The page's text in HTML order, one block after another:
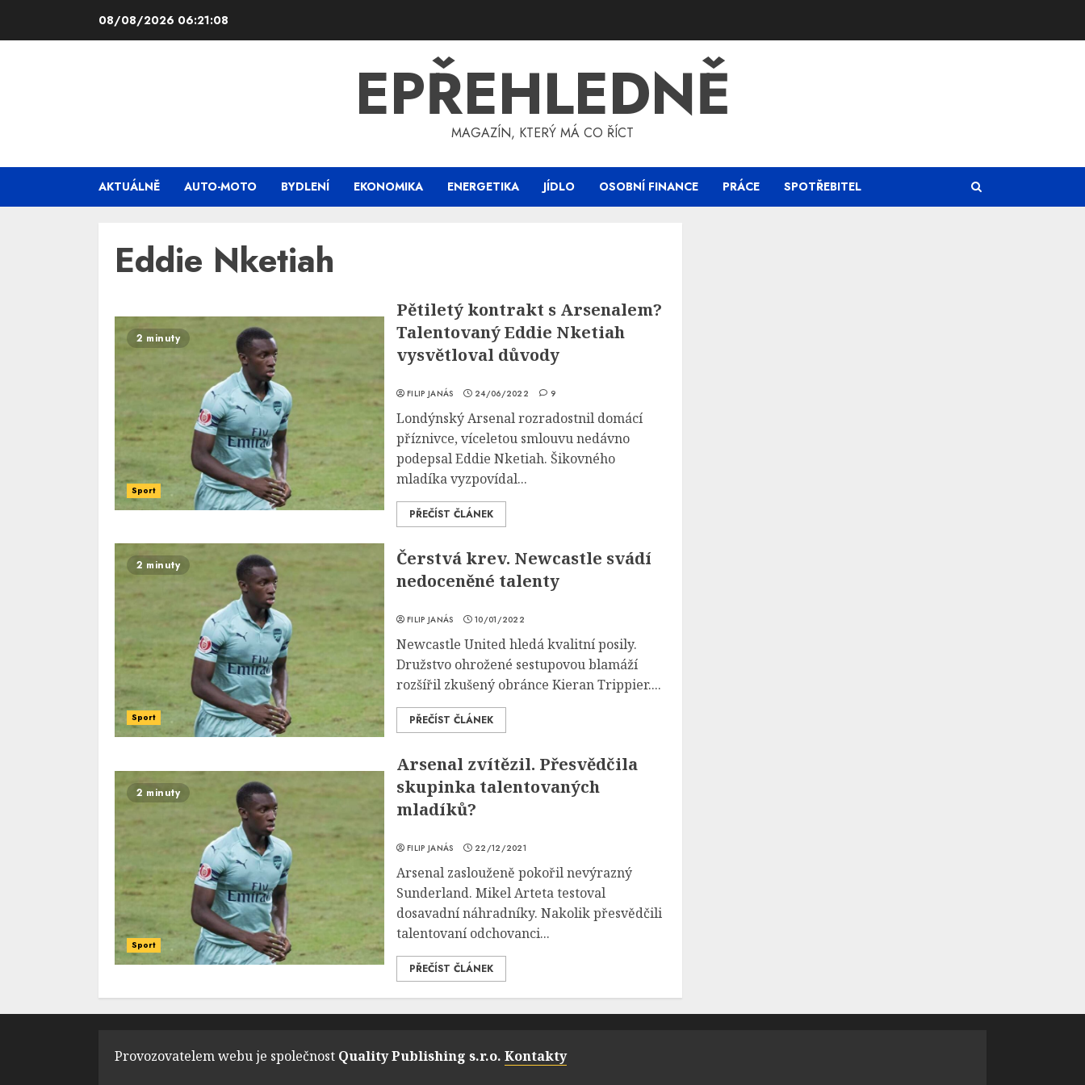
08/08/2026 06:21:08
EPŘEHLEDNĚ
MAGAZÍN, KTERÝ MÁ CO ŘÍCT
AKTUÁLNĚ AUTO-MOTO BYDLENÍ EKONOMIKA ENERGETIKA JÍDLO OSOBNÍ FINANCE PRÁCE SPOTŘEBITEL
Eddie Nketiah
2 minuty
Sport
Pětiletý kontrakt s Arsenalem?
Talentovaný Eddie Nketiah
vysvětloval důvody
FILIP JANÁS 24/06/2022 9
Londýnský Arsenal rozradostnil domácí
příznivce, víceletou smlouvu nedávno
podepsal Eddie Nketiah. Šikovného
mladíka vyzpovídal...
PŘEČÍST ČLÁNEK
2 minuty
Sport
Čerstvá krev. Newcastle svádí
nedoceněné talenty
FILIP JANÁS 10/01/2022
Newcastle United hledá kvalitní posily.
Družstvo ohrožené sestupovou blamáží
rozšířil zkušený obránce Kieran Trippier....
PŘEČÍST ČLÁNEK
2 minuty
Sport
Arsenal zvítězil. Přesvědčila
skupinka talentovaných
mladíků?
FILIP JANÁS 22/12/2021
Arsenal zaslouženě pokořil nevýrazný
Sunderland. Mikel Arteta testoval
dosavadní náhradníky. Nakolik přesvědčili
talentovaní odchovanci...
PŘEČÍST ČLÁNEK
Provozovatelem webu je společnost Quality Publishing s.r.o. Kontakty